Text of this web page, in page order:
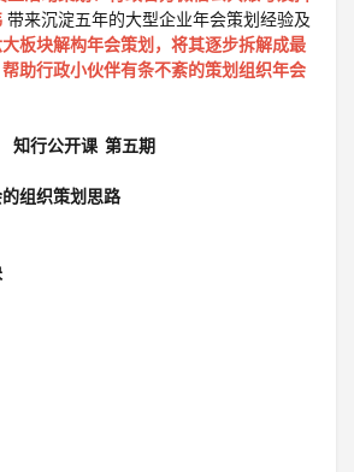
带来沉淀五年的大型企业年会策划经验及
板块解构年会策划，将其逐步拆解成最
助行政小伙伴有条不紊的策划组织年会
知行公开课 第五期
组织策划思路